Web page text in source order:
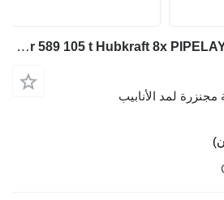
Caterpillar 589 105 t Hubkraft 8x PIPELAYER MIETE / RENTAL
مجنزرة لمد الأنابيب